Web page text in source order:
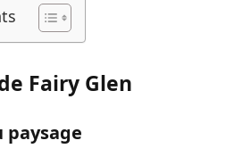
Fairy Glen
paysage